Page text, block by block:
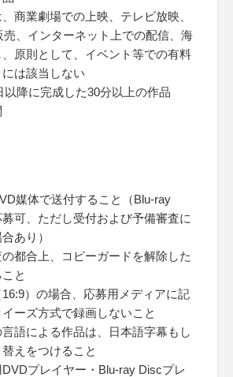
商業劇場での上映、テレビ放映、
売、インターネット上での配信、海
原則として、イベント等での有料
には該当しない
降に完成した30分以上の作品
媒体で送付すること（Blu-ray
可、ただし受付および予備審査に
あり）
都合上、コピーガードを解除した
と
）の場合、応募用メディアに記
ーズ方式で録画しないこと
語による作品は、日本語字幕もし
えをつけること
プレイヤー・Blu-ray Discプレ